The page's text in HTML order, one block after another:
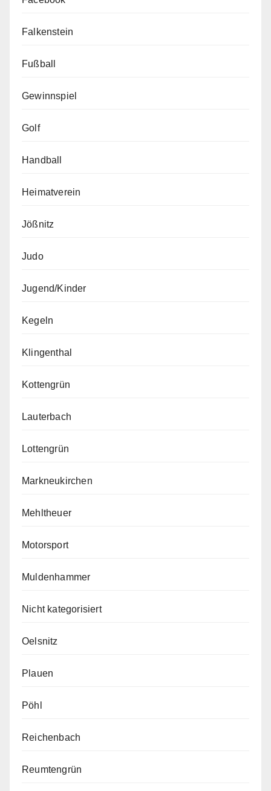
Falkenstein
Fußball
Gewinnspiel
Golf
Handball
Heimatverein
Jößnitz
Judo
Jugend/Kinder
Kegeln
Klingenthal
Kottengrün
Lauterbach
Lottengrün
Markneukirchen
Mehltheuer
Motorsport
Muldenhammer
Nicht kategorisiert
Oelsnitz
Plauen
Pöhl
Reichenbach
Reumtengrün